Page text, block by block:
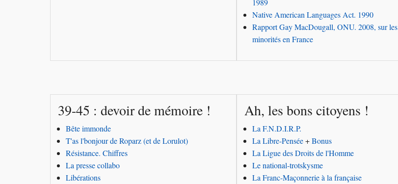
1989
Native American Languages Act. 1990
Rapport Gay MacDougall, ONU. 2008, sur les
minorités en France
39-45 : devoir de mémoire !
Bête immonde
T'as l'bonjour de Roparz (et de Lorulot)
Résistance. Chiffres
La presse collabo
Libérations
Ah, les bons citoyens !
La F.N.D.I.R.P.
La Libre-Pensée+Bonus
La Ligue des Droits de l'Homme
Le national-trotskysme
La Franc-Maçonnerie à la française